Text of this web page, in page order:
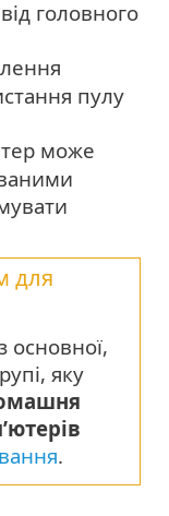
головного
пулу
може
для
основної,
яку
.